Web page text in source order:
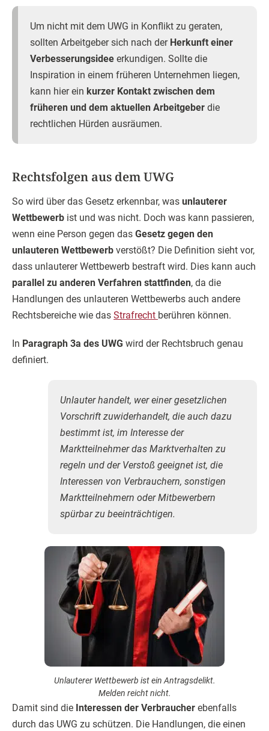
Um nicht mit dem UWG in Konflikt zu geraten,
sollten Arbeitgeber sich nach der Herkunft einer
Verbesserungsidee erkundigen. Sollte die
Inspiration in einem früheren Unternehmen liegen,
kann hier ein kurzer Kontakt zwischen dem
früheren und dem aktuellen Arbeitgeber die
rechtlichen Hürden ausräumen.
Rechtsfolgen aus dem UWG
So wird über das Gesetz erkennbar, was unlauterer
Wettbewerb ist und was nicht. Doch was kann passieren,
wenn eine Person gegen das Gesetz gegen den
unlauteren Wettbewerb verstößt? Die Definition sieht vor,
dass unlauterer Wettbewerb bestraft wird. Dies kann auch
parallel zu anderen Verfahren stattfinden, da die
Handlungen des unlauteren Wettbewerbs auch andere
Rechtsbereiche wie das Strafrecht berühren können.
In Paragraph 3a des UWG wird der Rechtsbruch genau
definiert.
Unlauter handelt, wer einer gesetzlichen
Vorschrift zuwiderhandelt, die auch dazu
bestimmt ist, im Interesse der
Marktteilnehmer das Marktverhalten zu
regeln und der Verstoß geeignet ist, die
Interessen von Verbrauchern, sonstigen
Marktteilnehmern oder Mitbewerbern
spürbar zu beeinträchtigen.
Unlauterer Wettbewerb ist ein Antragsdelikt.
Melden reicht nicht.
Damit sind die Interessen der Verbraucher ebenfalls
durch das UWG zu schützen. Die Handlungen, die einen